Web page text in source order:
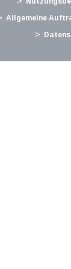
drucken
Allgemeine